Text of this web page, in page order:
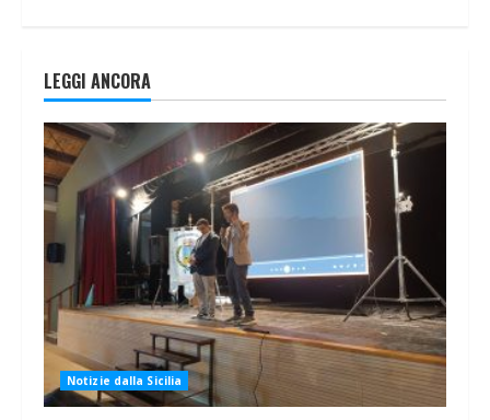
LEGGI ANCORA
Notizie dalla Sicilia